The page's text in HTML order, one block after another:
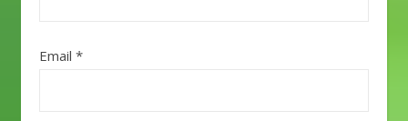
Email *